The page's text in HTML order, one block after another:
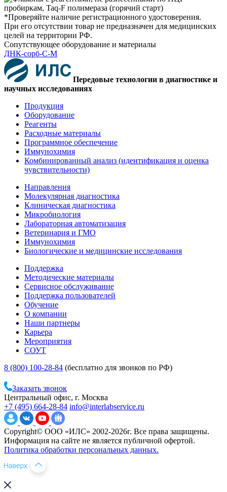
*Проверяйте наличие регистрационного удостоверения.
При его отсутствии товар не предназначен для медицинских
целей на территории РФ.
Сопутствующее оборудование и материалы
ДНК-сорб-С-М
Передовые технологии в диагностике и
научных исследованиях
Продукция
Оборудование
Реагенты
Расходные материалы
Программное обеспечение
Иммунохимия
Комбинированный анализ (идентификация и оценка
чувствительности)
Направления
Молекулярная диагностика
Клиническая диагностика
Микробиология
Лабораторная автоматизация
Ветеринария и ГМО
Иммунохимия
Биологические и медицинские исследования
Поддержка
Методические материалы
Сервисное обслуживание
Поддержка пользователей
Обучение
О компании
Наши партнеры
Карьера
Мероприятия
СОУТ
8 (800) 100-28-84 (бесплатно для звонков по РФ)
Заказать звонок
Центральный офис, г. Москва
+7 (495) 664-28-84 info@interlabservice.ru
Copyright© ООО «ИЛС» 2002-2026г. Все права защищены.
Информация на сайте не является публичной офертой.
Политика обработки персональных данных.